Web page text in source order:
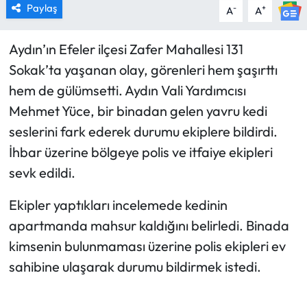
Paylaş A- A+
Aydın’ın Efeler ilçesi Zafer Mahallesi 131
Sokak’ta yaşanan olay, görenleri hem şaşırttı
hem de gülümsetti. Aydın Vali Yardımcısı
Mehmet Yüce, bir binadan gelen yavru kedi
seslerini fark ederek durumu ekiplere bildirdi.
İhbar üzerine bölgeye polis ve itfaiye ekipleri
sevk edildi.
Ekipler yaptıkları incelemede kedinin
apartmanda mahsur kaldığını belirledi. Binada
kimsenin bulunmaması üzerine polis ekipleri ev
sahibine ulaşarak durumu bildirmek istedi.
HABER İLAN